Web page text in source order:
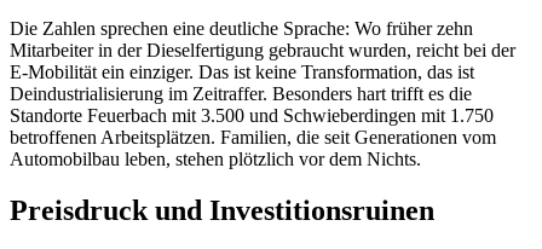
Die Zahlen sprechen eine deutliche Sprache: Wo früher zehn
Mitarbeiter in der Dieselfertigung gebraucht wurden, reicht bei der
E-Mobilität ein einziger. Das ist keine Transformation, das ist
Deindustrialisierung im Zeitraffer. Besonders hart trifft es die
Standorte Feuerbach mit 3.500 und Schwieberdingen mit 1.750
betroffenen Arbeitsplätzen. Familien, die seit Generationen vom
Automobilbau leben, stehen plötzlich vor dem Nichts.
Preisdruck und Investitionsruinen